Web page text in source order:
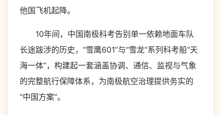
他国飞机起降。
10年间，中国南极科考告别单一依赖地面车队
长途跋涉的历史，“雪鹰601”与“雪龙”系列科考船“天
海一体”，构建起一套涵盖协调、通信、监视与气象
的完整航行保障体系，为南极航空治理提供务实的
“中国方案”。